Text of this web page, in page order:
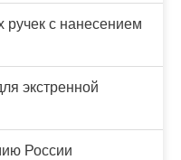
ручек с нанесением
экстренной
России